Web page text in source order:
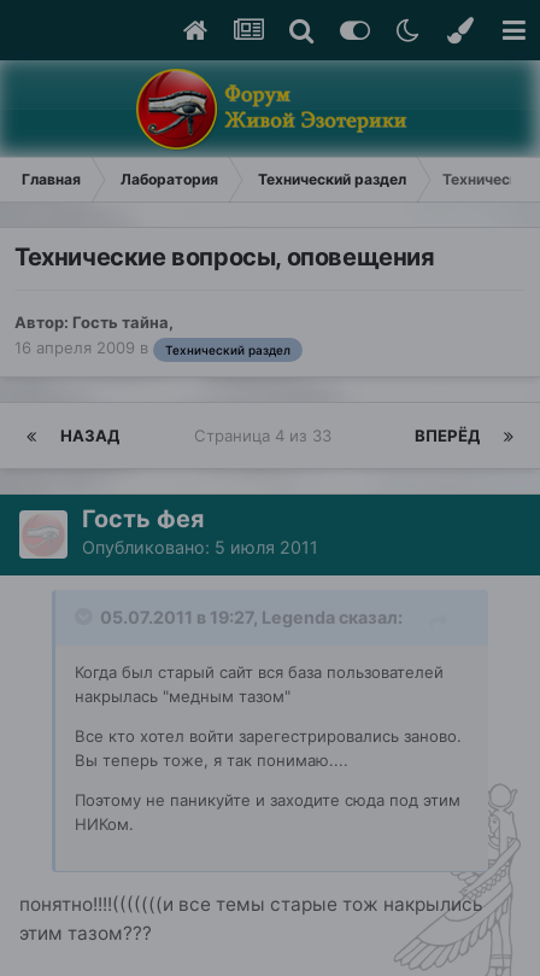
Главная Лаборатория Технический раздел
Технические вопросы, оповещения
Автор: Гость тайна,
16 апреля 2009 в Технический раздел
НАЗАД ВПЕРЁД
Страница 4 из 33
Гость фея
Опубликовано: 5 июля 2011
05.07.2011 в 19:27, Legenda сказал:
Когда был старый сайт вся база пользователей
накрылась "медным тазом"
Все кто хотел войти зарегестрировались заново.
Вы теперь тоже, я так понимаю....
Поэтому не паникуйте и заходите сюда под этим
НИКом.
понятно!!!!(((((((и все темы старые тож накрылись
этим тазом???